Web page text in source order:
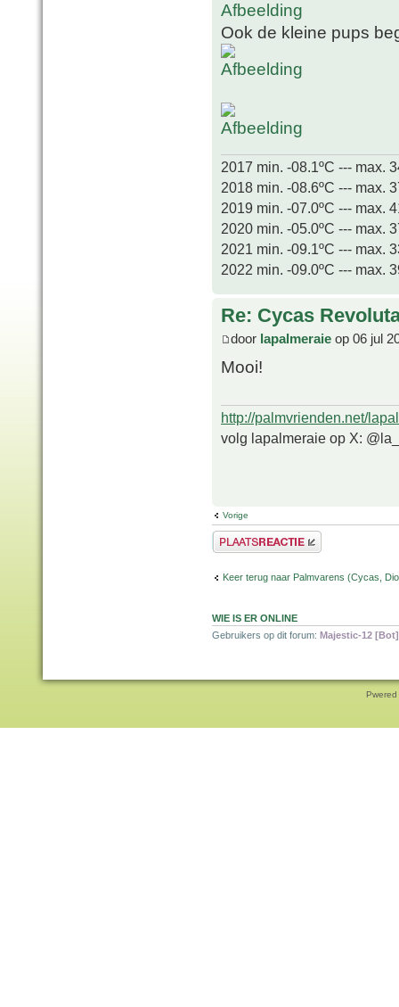
Ook de kleine pups
2017 min. -08.1ºC --- max.
2018 min. -08.6ºC --- max.
2019 min. -07.0ºC --- max.
2020 min. -05.0ºC --- max.
2021 min. -09.1ºC --- max.
2022 min. -09.0ºC --- max.
Re: Cycas
door lapalmeraie op 06 jul
Mooi!
http://palmvrienden.net/
volg lapalmeraie op X:
Vorige
Plaats een reactie
Keer terug naar Palmvarens (Cycas,
WIE IS ER ONLINE
Gebruikers op dit forum: Majestic-12 [Bot]